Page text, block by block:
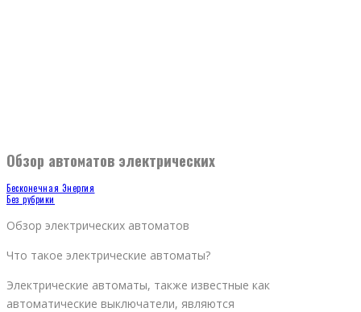
Обзор автоматов электрических
Бесконечная Энергия
Без рубрики
Обзор электрических автоматов
Что такое электрические автоматы?
Электрические автоматы, также известные как
автоматические выключатели, являются